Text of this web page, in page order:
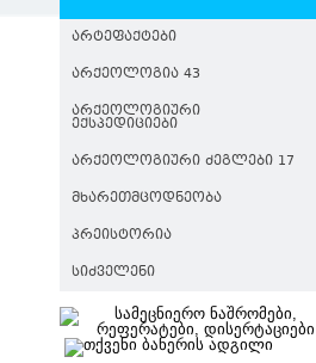
ᲐᲠᲢᲔᲤᲐᲥᲢᲔᲑᲘ
ᲐᲠᲥᲔᲝᲚᲝᲒᲘᲐ 43
ᲐᲠᲥᲔᲝᲚᲝᲒᲘᲣᲠᲘ
ᲔᲥᲡᲞᲔᲓᲘᲪᲘᲔᲑᲘ
ᲐᲠᲥᲔᲝᲚᲝᲒᲘᲣᲠᲘ ᲫᲔᲒᲚᲔᲑᲘ 17
ᲛᲮᲐᲠᲔᲗᲛᲪᲝᲓᲜᲔᲝᲑᲐ
ᲞᲠᲔᲘᲡᲢᲝᲠᲘᲐ
ᲡᲘᲫᲕᲔᲚᲔᲜᲘ